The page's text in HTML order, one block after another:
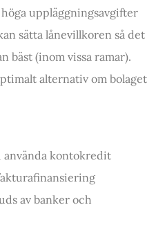
uppläggningsavgifter
sätta lånevillkoren så det
bäst (inom vissa ramar).
alternativ om bolaget
använda kontokredit
av banker och